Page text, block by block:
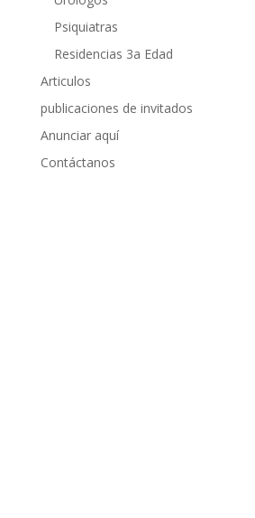
Psiquiatras
Residencias 3a Edad
Articulos
publicaciones de invitados
Anunciar aquí
Contáctanos